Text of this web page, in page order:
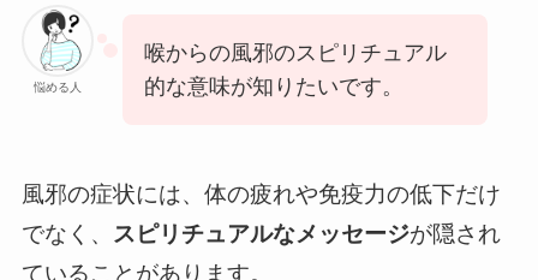
悩める人
喉からの風邪のスピリチュアル
的な意味が知りたいです。
風邪の症状には、体の疲れや免疫力の低下だけ
でなく、 スピリチュアルなメッセージが隠され
ていることがあります。